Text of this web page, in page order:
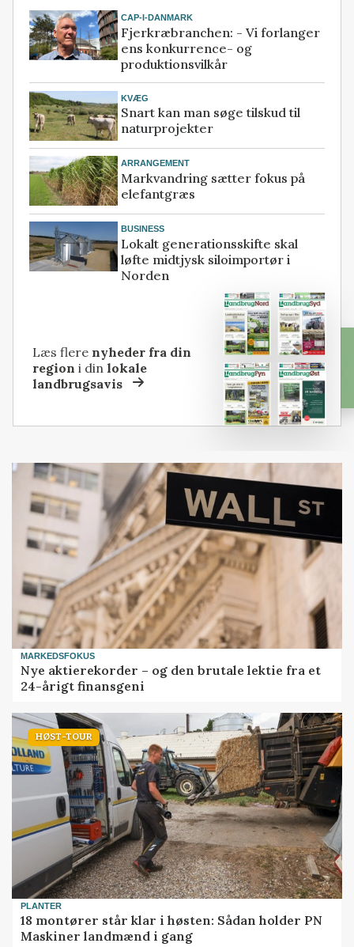
CAP-I-DANMARK
Fjerkræbranchen: - Vi forlanger
ens konkurrence- og
produktionsvilkår
KVÆG
Snart kan man søge tilskud til
naturprojekter
ARRANGEMENT
Markvandring sætter fokus på
elefantgræs
BUSINESS
Lokalt generationsskifte skal
løfte midtjysk siloimportør i
Norden
Læs flere nyheder fra din
region i dinlokale
landbrugsavis
MARKEDSFOKUS
Nye aktierekorder – og den brutale lektie fra et
24-årigt finansgeni
HØST-TOUR
PLANTER
18 montører står klar i høsten: Sådan holder PN
Maskiner landmænd i gang